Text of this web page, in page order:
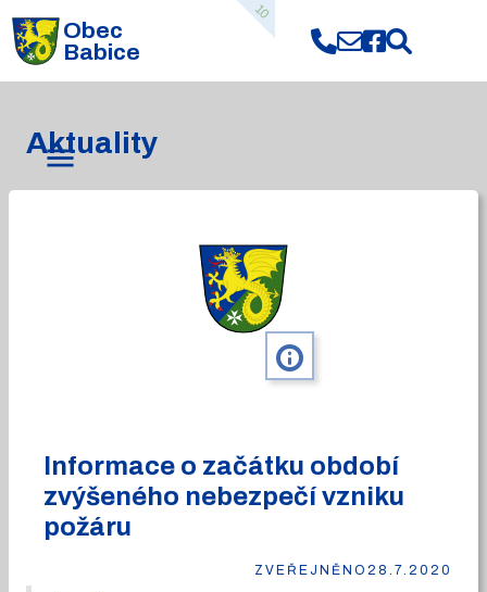
Obec
Babice
10
Aktuality
info
Informace o začátku období
zvýšeného nebezpečí vzniku
požáru
ZVEŘEJNĚNO 28.7.2020